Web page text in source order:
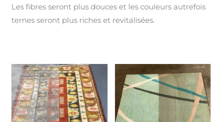
Les fibres seront plus douces et les couleurs autrefois
ternes seront plus riches et revitalisées.